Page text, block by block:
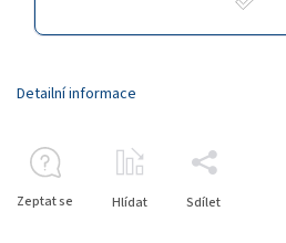
Detailní informace
Zeptat se Hlídat Sdílet